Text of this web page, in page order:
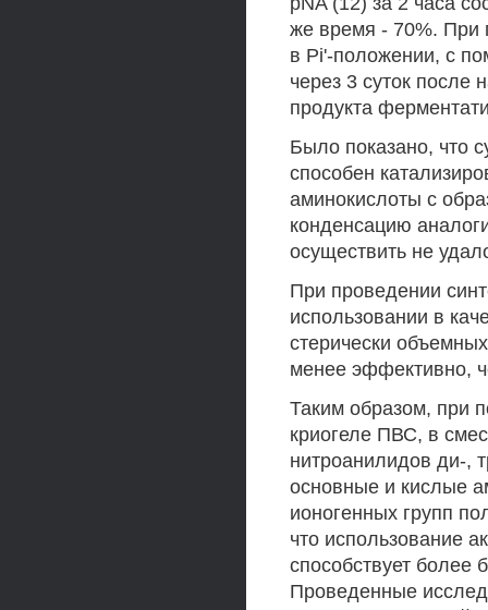
же время - 70%. При
в Pi'-положении, с
через 3 суток после
продукта
Было показано, что
способен
аминокислоты с
конденсацию
осуществить не
При проведении
использовании в
стерически
менее эффективно,
Таким образом, при
криогеле ПВС, в
нитроанилидов ди-,
основные и кислые
ионогенных групп
что использование
способствует более
Проведенные